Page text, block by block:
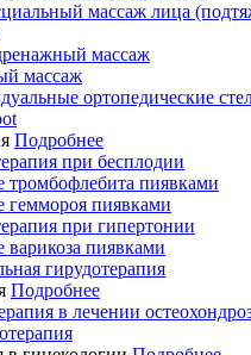
массаж лица
массаж
массаж
ортопедические
Подробнее
при бесплодии
тромбофлебита пиявками
геммороя пиявками
при гипертонии
варикоза пиявками
гирудотерапия
Подробнее
в лечении